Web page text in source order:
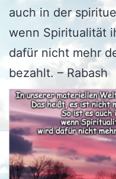
auch in der
wenn Spiritualität
dafür nicht mehr
bezahlt. – Rabash